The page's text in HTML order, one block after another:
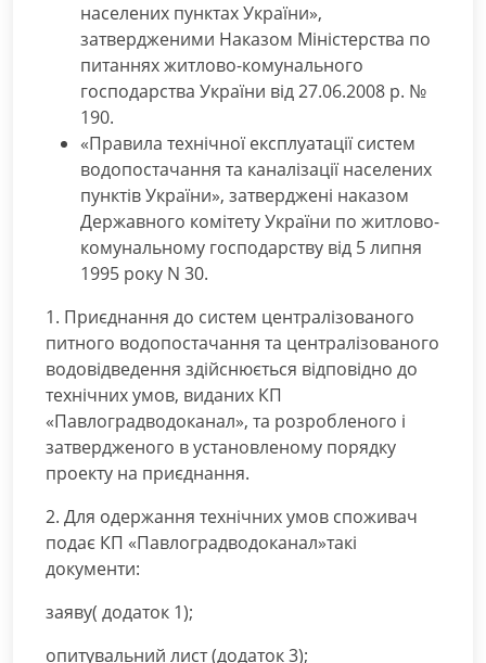
населених пунктах України»,
затвердженими Наказом Міністерства по
питаннях житлово-комунального
господарства України від 27.06.2008 р. №
190.
«Правила технічної експлуатації систем
водопостачання та каналізації населених
пунктів України», затверджені наказом
Державного комітету України по житлово-
комунальному господарству від 5 липня
1995 року N 30.
1. Приєднання до систем централізованого
питного водопостачання та централізованого
водовідведення здійснюється відповідно до
технічних умов, виданих КП
«Павлоградводоканал», та розробленого і
затвердженого в установленому порядку
проекту на приєднання.
2. Для одержання технічних умов споживач
подає КП «Павлоградводоканал»такі
документи:
заяву( додаток 1);
опитувальний лист (додаток 3);